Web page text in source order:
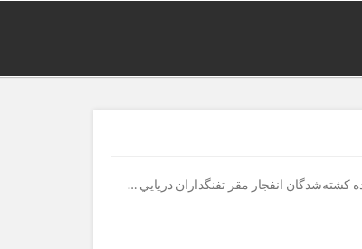
ايران به بهانه پرداخت غرامت به خانواده كشته‌شدگان انفجار مقر تفنگداران دريايي …